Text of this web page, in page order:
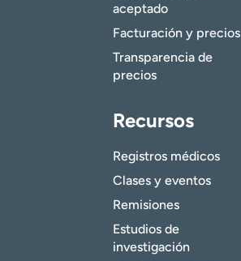
aceptado
Facturación y precios
Transparencia de
precios
Recursos
Registros médicos
Clases y eventos
Remisiones
Estudios de
investigación